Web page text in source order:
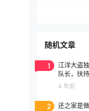
随机文章
1
江洋大盗
队长，扶
4 年前
2 还之家是